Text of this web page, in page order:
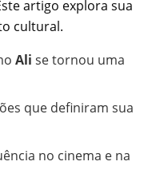
artigo explora sua
cultural.
Ali se tornou uma
que definiram sua
no cinema e na